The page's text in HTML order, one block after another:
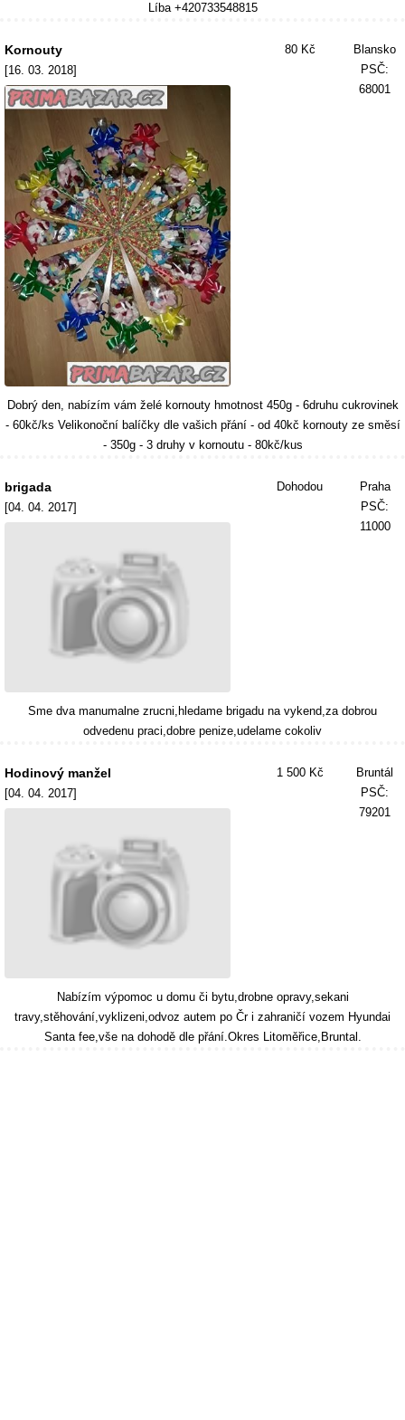
Líba +420733548815
Kornouty
[16. 03. 2018]
80 Kč
Blansko
PSČ:
68001
Dobrý den, nabízím vám želé kornouty hmotnost 450g - 6druhu cukrovinek
- 60kč/ks Velikonoční balíčky dle vašich přání - od 40kč kornouty ze směsí
- 350g - 3 druhy v kornoutu - 80kč/kus
brigada
[04. 04. 2017]
Dohodou
Praha
PSČ:
11000
Sme dva manumalne zrucni,hledame brigadu na vykend,za dobrou
odvedenu praci,dobre penize,udelame cokoliv
Hodinový manžel
[04. 04. 2017]
1 500 Kč
Bruntál
PSČ:
79201
Nabízím výpomoc u domu či bytu,drobne opravy,sekani
travy,stěhování,vyklizeni,odvoz autem po Čr i zahraničí vozem Hyundai
Santa fee,vše na dohodě dle přání.Okres Litoměřice,Bruntal.